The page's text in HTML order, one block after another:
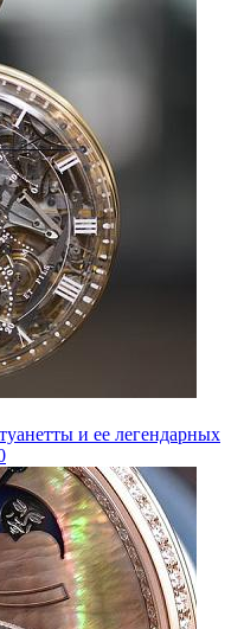
и ее легендарных